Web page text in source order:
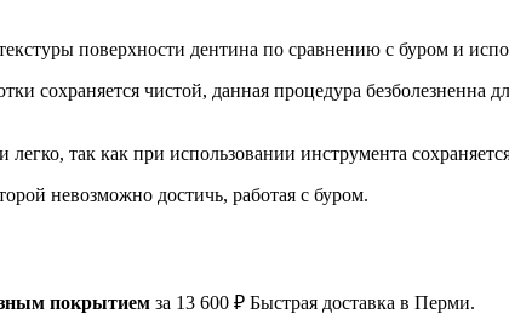
поверхности дентина по сравнению с буром и
сохраняется чистой, данная процедура
так как при использовании инструмента
невозможно достичь, работая с буром.
покрытием за 13 600 ₽ Быстрая доставка в Перми.